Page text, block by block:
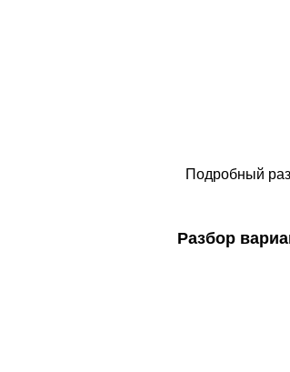
Подробный
Разбор